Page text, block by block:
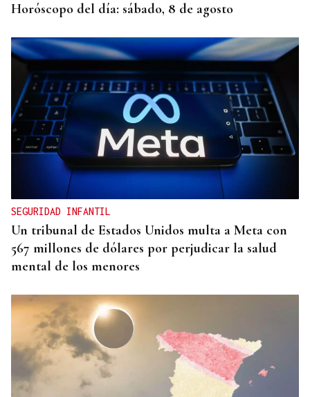
Horóscopo del día: sábado, 8 de agosto
SEGURIDAD INFANTIL
Un tribunal de Estados Unidos multa a Meta con
567 millones de dólares por perjudicar la salud
mental de los menores